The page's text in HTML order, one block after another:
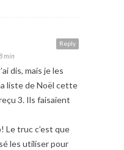
Reply
min
dis, mais je les
liste de Noël cette
3. Ils faisaient
Le truc c’est que
les utiliser pour